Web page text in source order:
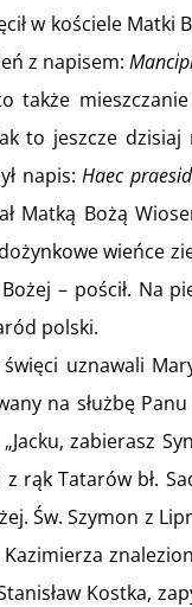
w kościele Matki
z napisem:
także
to jeszcze dzisiaj
napis:Haec
Matką Bożą
wieńce
– pościł. Na
polski.
święci uznawali
na służbę
„Jacku, zabierasz
rąk Tatarów bł.
Św. Szymon z
Kostka,